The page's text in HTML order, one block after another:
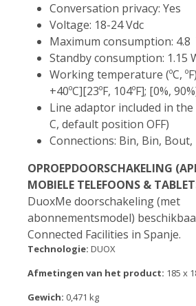
Conversation privacy: Yes
Voltage: 18-24 Vdc
Maximum consumption: 4.8
Standby consumption: 1.15
Working temperature (ºC,
+40ºC][23ºF, 104ºF]; [0%,
Line adaptor included in the
C, default position OFF)
Connections: Bin, Bin, Bout,
OPROEPDOORSCHAKELING
MOBIELE TELEFOONS &
DuoxMe doorschakeling (met
abonnementsmodel)
Connected Facilities in Spanje.
Technologie: DUOX
Afmetingen van het product: 185 x
Gewich: 0,471 kg